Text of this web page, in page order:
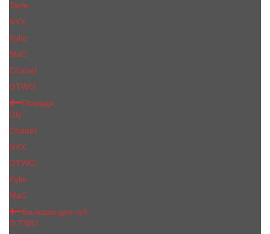
Tarte
NYX
Kylie
MaC
Сhanеl
OTWO
Помада
Lily
Chanel
NYX
OTWO
Kylie
МаС
Бальзам для губ
O.TWO